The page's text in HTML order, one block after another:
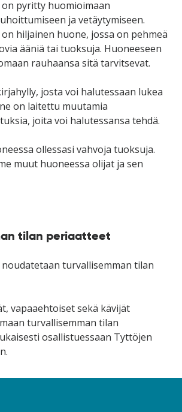
pyritty huomioimaan
ja vetäytymiseen.
hiljainen huone, jossa on pehmeä
ääniä tai tuoksuja. Huoneeseen
rauhaansa sitä tarvitsevat.
josta voi halutessaan lukea
on laitettu muutamia
joita voi halutessansa tehdä.
ollessasi vahvoja tuoksuja.
muut huoneessa olijat ja sen
tilan periaatteet
turvallisemman tilan
vapaaehtoiset sekä kävijät
turvallisemman tilan
osallistuessaan Tyttöjen